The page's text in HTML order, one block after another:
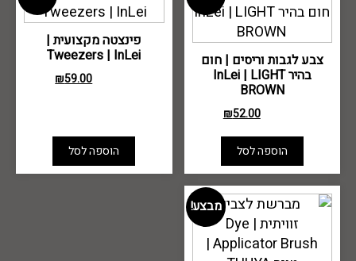
צבע לגבות וריסים | חום
בהיר InLei | LIGHT
BROWN
₪52.00
הוספה לסל
פינצטה מקצועית |
Tweezers | InLei
₪59.00
הוספה לסל
מבצע!